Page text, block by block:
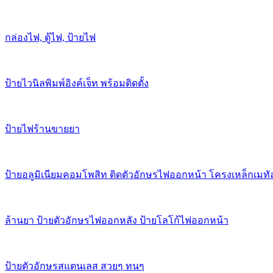
กล่องไฟ, ตู้ไฟ, ป้ายไฟ
ป้ายไวนิลพิมพ์อิงค์เจ็ท พร้อมติดตั้ง
ป้ายไฟร้านขายยา
ป้ายอลูมิเนียมคอมโพสิท ติดตัวอักษรไฟออกหน้า โครงเหล็กเม
ล้านยา ป้ายตัวอักษรไฟออกหลัง ป้ายโลโก้ไฟออกหน้า
ป้ายตัวอักษรสแตนเลส สวยๆ ทนๆ